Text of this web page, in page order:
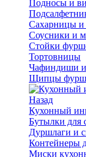
Подносы и
Сахарницы и
Соусники и
Стойки
Тортовницы
Чафиндиши и
Щипцы
Назад
Кухонный
Бутылки для
Дуршлаги и
Контейнеры
Миски